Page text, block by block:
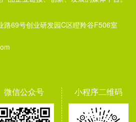
路69号创业研发园C区瞪羚谷F506室
微信公众号 小程序二维码